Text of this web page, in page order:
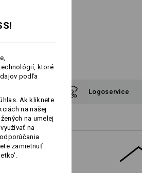
Logoservice
ktoré
podľa
Ak kliknete
na našej
na umelej
na
zamietnuť